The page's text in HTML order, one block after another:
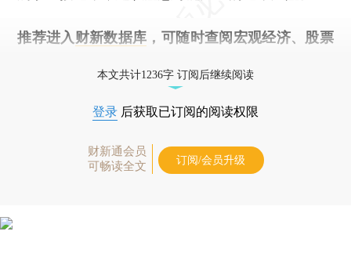
推荐进入 财新数据库 ，可随时查阅宏观经济、股票
本文共计1236字 订阅后继续阅读
登录 后获取已订阅的阅读权限
财新通会员
可畅读全文
订阅/会员升级